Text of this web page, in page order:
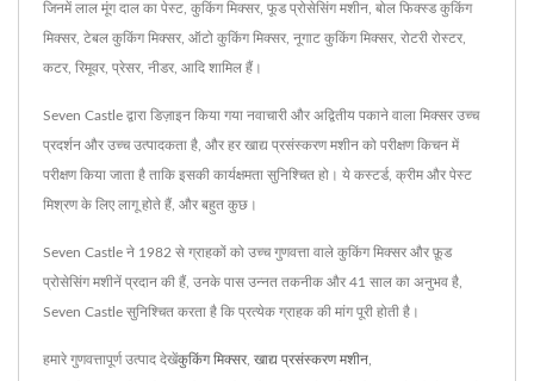
जिनमें लाल मूंग दाल का पेस्ट, कुकिंग मिक्सर, फूड प्रोसेसिंग मशीन, बोल फिक्स्ड कुकिंग
मिक्सर, टेबल कुकिंग मिक्सर, ऑटो कुकिंग मिक्सर, नूगाट कुकिंग मिक्सर, रोटरी रोस्टर,
कटर, रिमूवर, प्रेसर, नीडर, आदि शामिल हैं।
Seven Castle द्वारा डिज़ाइन किया गया नवाचारी और अद्वितीय पकाने वाला मिक्सर उच्च
प्रदर्शन और उच्च उत्पादकता है, और हर खाद्य प्रसंस्करण मशीन को परीक्षण किचन में
परीक्षण किया जाता है ताकि इसकी कार्यक्षमता सुनिश्चित हो। ये कस्टर्ड, क्रीम और पेस्ट
मिश्रण के लिए लागू होते हैं, और बहुत कुछ।
Seven Castle ने 1982 से ग्राहकों को उच्च गुणवत्ता वाले कुकिंग मिक्सर और फ़ूड
प्रोसेसिंग मशीनें प्रदान की हैं, उनके पास उन्नत तकनीक और 41 साल का अनुभव है,
Seven Castle सुनिश्चित करता है कि प्रत्येक ग्राहक की मांग पूरी होती है।
हमारे गुणवत्तापूर्ण उत्पाद देखेंकुकिंग मिक्सर, खाद्य प्रसंस्करण मशीन